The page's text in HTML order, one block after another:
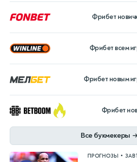
Фрибет
Фрибет всем
Фрибет новым
Фрибет
Все букмекеры
ПРОГНОЗЫ •